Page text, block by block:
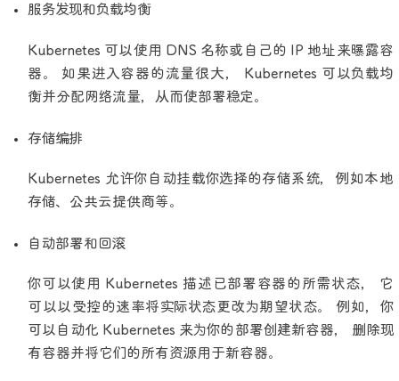
服务发现和负载均衡
Kubernetes 可以使用 DNS 名称或自己的 IP 地址来曝露容
器。 如果进入容器的流量很大， Kubernetes 可以负载均
衡并分配网络流量，从而使部署稳定。
存储编排
Kubernetes 允许你自动挂载你选择的存储系统，例如本地
存储、公共云提供商等。
自动部署和回滚
你可以使用 Kubernetes 描述已部署容器的所需状态， 它
可以以受控的速率将实际状态更改为期望状态。 例如，你
可以自动化 Kubernetes 来为你的部署创建新容器， 删除现
有容器并将它们的所有资源用于新容器。